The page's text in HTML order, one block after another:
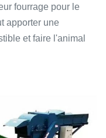
fourrage pour le
apporter une
et faire l'animal